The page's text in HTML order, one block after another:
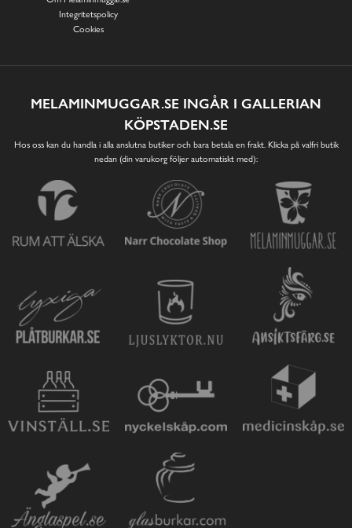
Integritetspolicy
Cookies
MELAMINMUGGAR.SE INGÅR I GALLERIAN
KÖPSTADEN.SE
Hos oss kan du handla i alla anslutna butiker och bara betala en frakt. Klicka på valfri butik
nedan (din varukorg följer automatiskt med):